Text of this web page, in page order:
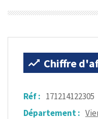
Chiffre
Réf : 171214122305
Département :